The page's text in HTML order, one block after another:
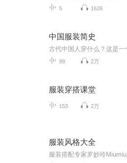
5 1626
中国服装简史
99 2万
服装穿搭课堂
153 2万
服装风格大全